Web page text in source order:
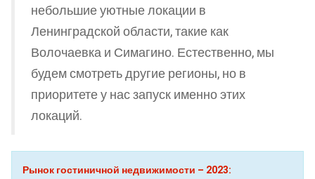
небольшие уютные локации в
Ленинградской области, такие как
Волочаевка и Симагино. Естественно, мы
будем смотреть другие регионы, но в
приоритете у нас запуск именно этих
локаций.
Рынок гостиничной недвижимости – 2023: